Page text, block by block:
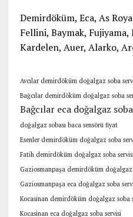
Demirdöküm, Eca, As
Fellini, Baymak, Fujiyama,
Kardelen, Auer, Alarko,
Avcılar demirdöküm doğalgaz soba
Bağcılar demirdöküm doğalgaz soba
Bağcılar eca doğalgaz
doğalgaz sobası baca sensörü fiyat
Esenler demirdöküm doğalgaz soba
Fatih demirdöküm doğalgaz soba
Gaziosmanpaşa demirdöküm doğalgaz
Gaziosmanpaşa eca doğalgaz soba
Kocasinan demirdöküm doğalgaz soba
Kocasinan eca doğalgaz soba servisi